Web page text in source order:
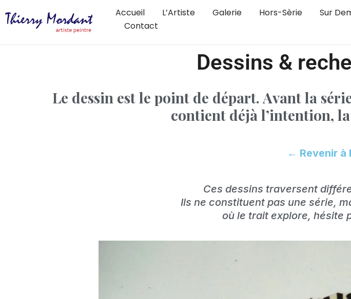
Accueil L’Artiste Galerie Hors-Sèrie Sur
Contact
Dessins &
Le dessin est le point de départ.Avant la
contient déjà l’intention,
← Revenir à
Ces dessins traversent
Ils ne constituent pas une série,
où le trait explore, hésite